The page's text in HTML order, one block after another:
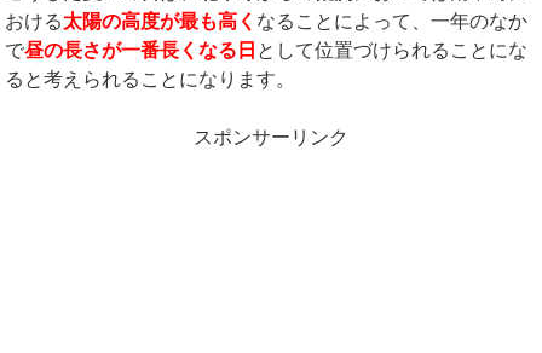
おける太陽の高度が最も高く なることによって、一年のなか
で昼の長さが一番長くなる日 として位置づけられることにな
ると考えられることになります。
スポンサーリンク